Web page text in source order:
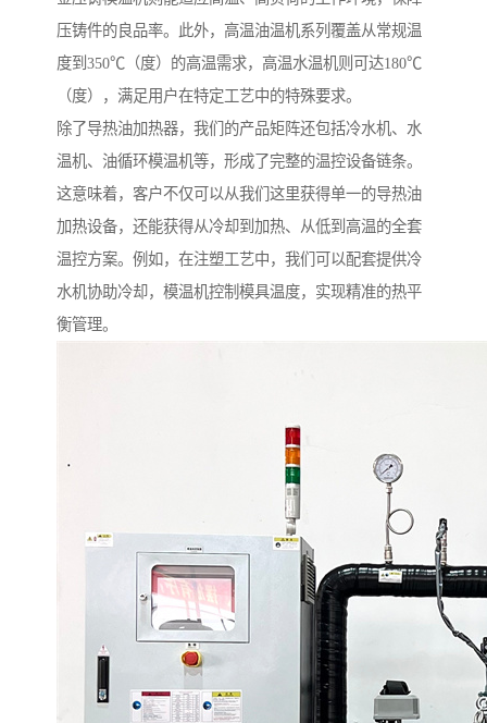
压铸件的良品率。此外，高温油温机系列覆盖从常规温
度到350℃（度）的高温需求，高温水温机则可达180℃
（度），满足用户在特定工艺中的特殊要求。
除了导热油加热器，我们的产品矩阵还包括冷水机、水
温机、油循环模温机等，形成了完整的温控设备链条。
这意味着，客户不仅可以从我们这里获得单一的导热油
加热设备，还能获得从冷却到加热、从低到高温的全套
温控方案。例如，在注塑工艺中，我们可以配套提供冷
水机协助冷却，模温机控制模具温度，实现精准的热平
衡管理。